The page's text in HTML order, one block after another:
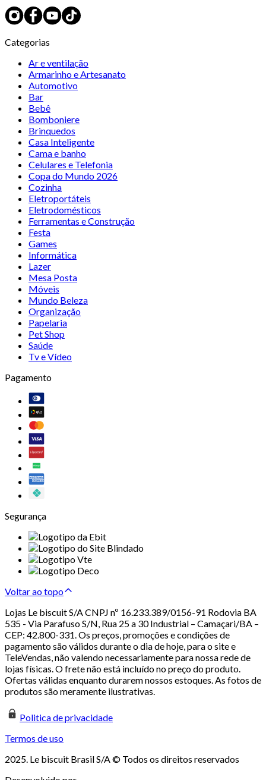
Categorias
Ar e ventilação
Armarinho e Artesanato
Automotivo
Bar
Bebê
Bomboniere
Brinquedos
Casa Inteligente
Cama e banho
Celulares e Telefonia
Copa do Mundo 2026
Cozinha
Eletroportáteis
Eletrodomésticos
Ferramentas e Construção
Festa
Games
Informática
Lazer
Mesa Posta
Móveis
Mundo Beleza
Organização
Papelaria
Pet Shop
Saúde
Tv e Vídeo
Pagamento
Segurança
Voltar ao topo
Lojas Le biscuit S/A CNPJ nº 16.233.389/0156-91 Rodovia BA
535 - Via Parafuso S/N, Rua 25 a 30 Industrial – Camaçari/BA –
CEP: 42.800-331. Os preços, promoções e condições de
pagamento são válidos durante o dia de hoje, para o site e
TeleVendas, não valendo necessariamente para nossa rede de
lojas físicas. O frete não está incluído no preço do produto.
Ofertas válidas enquanto durarem nossos estoques. As fotos de
produtos são meramente ilustrativas.
Politica de privacidade
Termos de uso
2025. Le biscuit Brasil S/A © Todos os direitos reservados